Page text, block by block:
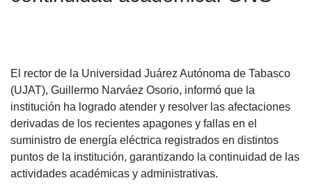
El rector de la Universidad Juárez Autónoma de Tabasco
(UJAT), Guillermo Narváez Osorio, informó que la
institución ha logrado atender y resolver las afectaciones
derivadas de los recientes apagones y fallas en el
suministro de energía eléctrica registrados en distintos
puntos de la institución, garantizando la continuidad de las
actividades académicas y administrativas.